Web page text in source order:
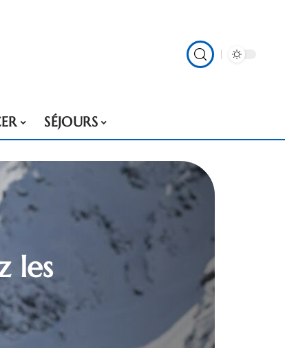
SÉJOURS
les